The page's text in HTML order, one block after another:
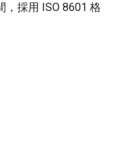
，採用 ISO 8601 格